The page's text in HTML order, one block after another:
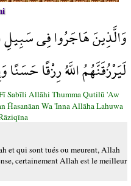
وَالَّذِينَ هَاجَرُوا فِي سَبِيلِ
لَيَرْزُقَنَّهُمُ اللَّهُ رِزْقًا حَسَنًا
Sabīli Allāhi Thumma Qutilū 'Aw
Ĥasanāan Wa 'Inna Allāha Lahuwa
et qui sont tués ou meurent, Allah
certainement Allah est le meilleur